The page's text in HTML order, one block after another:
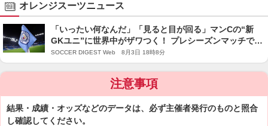
オレンジスーツニュース
「いったい何なんだ」「見ると目が回る」マンCの“新
GKユニ”に世界中がザワつく！ プレシーズンマッチでお
披露目「まるでヒーロースーツ」
SOCCER DIGEST Web 8月3日 18時8分
注意事項
結果・成績・オッズなどのデータは、必ず主催者発行のものと照合
し確認してください。